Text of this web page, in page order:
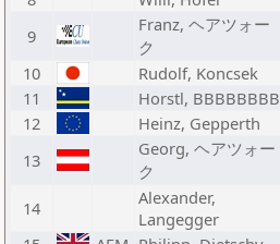
9
Franz, ヘアツォー
ク
10
Rudolf, Koncsek
11
Horstl, BBBBBBBB
12
Heinz, Gepperth
13
Georg, ヘアツォー
ク
14
Alexander,
Langegger